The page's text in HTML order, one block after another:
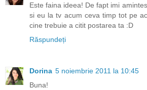
Este faina ideea! De fapt imi
si eu la tv acum ceva timp tot pe
cine trebuie a citit postarea ta :D
Răspundeți
Dorina 5 noiembrie 2011 la 10:45
Buna!